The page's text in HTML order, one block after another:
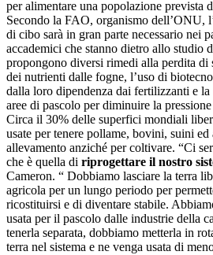
per alimentare una popolazione prevista
Secondo la FAO, organismo dell’ONU,
di cibo sarà in gran parte necessario nei
accademici che stanno dietro allo studio
propongono diversi rimedi alla perdita
dei nutrienti dalle fogne, l’uso di
dalla loro dipendenza dai fertilizzanti e
aree di pascolo per diminuire la
Circa il 30% delle superfici mondiali
usate per tenere pollame, bovini, suini
allevamento anziché per coltivare. “Ci
che è quella di riprogettare il nostro
Cameron. “ Dobbiamo lasciare la terra
agricola per un lungo periodo per
ricostituirsi e di diventare stabile.
usata per il pascolo dalle industrie della
tenerla separata, dobbiamo metterla in
terra nel sistema e ne venga usata di